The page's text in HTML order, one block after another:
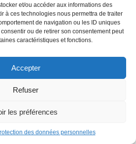
et/ou accéder aux informations des
à ces technologies nous permettra de traiter
de navigation ou les ID uniques
ou de retirer son consentement peut
caractéristiques et fonctions.
Accepter
Refuser
les préférences
des données personnelles